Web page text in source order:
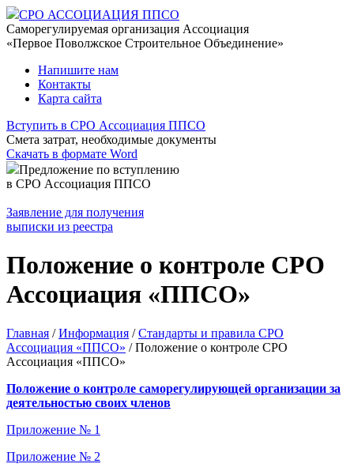
СРО АССОЦИАЦИЯ ППСО
Саморегулируемая организация Ассоциация
«Первое Поволжское Строительное Объединение»
Напишите нам
Контакты
Карта сайта
Вступить в СРО Ассоциация ППСО
Смета затрат, необходимые документы
Скачать в формате Word
Предложение по вступлению
в СРО Ассоциация ППСО
Заявление для получения
выписки из реестра
Положение о контроле СРО
Ассоциация «ППСО»
Главная /Информация /Стандарты и правила СРО
Ассоциация «ППСО» /Положение о контроле СРО
Ассоциация «ППСО»
Положение о контроле саморегулирующей организации за
деятельностью своих членов
Приложение № 1
Приложение № 2